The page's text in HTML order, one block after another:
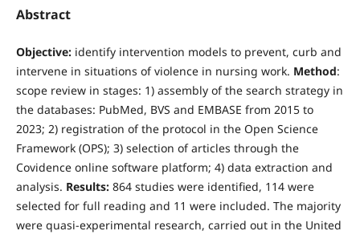
Abstract
Objective: identify intervention models to prevent, curb and
intervene in situations of violence in nursing work. Method:
scope review in stages: 1) assembly of the search strategy in
the databases: PubMed, BVS and EMBASE from 2015 to
2023; 2) registration of the protocol in the Open Science
Framework (OPS); 3) selection of articles through the
Covidence online software platform; 4) data extraction and
analysis. Results:864 studies were identified, 114 were
selected for full reading and 11 were included. The majority
were quasi-experimental research, carried out in the United